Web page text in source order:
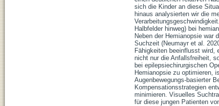
sich die Kinder an diese
hinaus analysierten wir die
Halbfelder hinweg) bei
Neben der Hemianopsie war
Suchzeit (Neumayr et al.
Fähigkeiten beeinflusst wird,
nicht nur die Anfallsfreiheit,
bei epilepsiechirurgischen
Hemianopsie zu optimieren,
Augenbewegungs-basierter
Kompensationsstrategien
minimieren. Visuelles
für diese jungen Patienten